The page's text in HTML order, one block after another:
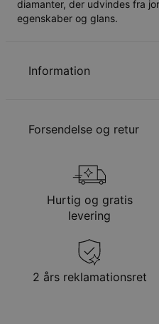
diamanter, der udvindes fra
egenskaber og glans.
Information
Udmålinger
Forsendelse og retur
forsendelsesmetode
Metode
Gratis levering
Hastelevering
Hurtig og gratis
levering
2 års reklamationsret